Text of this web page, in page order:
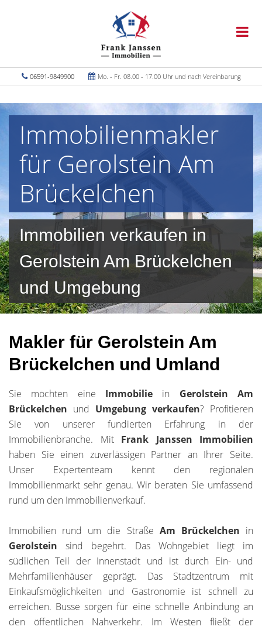
06591-9849900 Mo. - Fr. 08.00 - 17.00 Uhr und nach Vereinbarung
Immobilienmakler
für Gerolstein Am
Brückelchen
Immobilien verkaufen in
Gerolstein Am Brückelchen
und Umgebung
Makler für Gerolstein Am
Brückelchen und Umland
Sie möchten eine Immobilie in Gerolstein Am
Brückelchen und Umgebung verkaufen? Profitieren
Sie von unserer fundierten Erfahrung in der
Immobilienbranche. Mit Frank Janssen Immobilien
haben Sie einen zuverlässigen Partner an Ihrer Seite.
Unser Expertenteam kennt den regionalen
Immobilienmarkt sehr genau. Wir beraten Sie umfassend
rund um den Immobilienverkauf.
Immobilien rund um die Straße Am Brückelchen in
Gerolsteinsind begehrt. Das Wohngebiet liegt im
südlichen Teil der Innenstadt und ist durch Ein- und
Mehrfamilienhäuser geprägt. Das Stadtzentrum mit
Einkaufsmöglichkeiten und Gastronomie ist schnell zu
erreichen. Busse sorgen für eine schnelle Anbindung an
den öffentlichen Nahverkehr. Im Westen fließt der